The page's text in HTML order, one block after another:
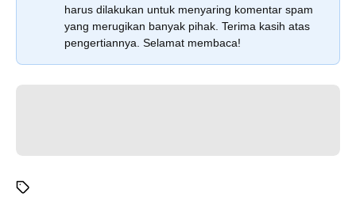
harus dilakukan untuk menyaring komentar spam
yang merugikan banyak pihak. Terima kasih atas
pengertiannya. Selamat membaca!